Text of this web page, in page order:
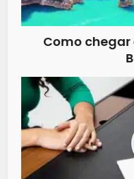
Como chegar